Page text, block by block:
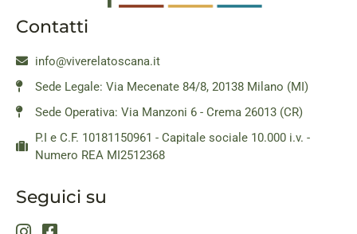
Contatti
info@viverelatoscana.it
Sede Legale: Via Mecenate 84/8, 20138 Milano (MI)
Sede Operativa: Via Manzoni 6 - Crema 26013 (CR)
P.I e C.F. 10181150961 - Capitale sociale 10.000 i.v. -
Numero REA MI2512368
Seguici su